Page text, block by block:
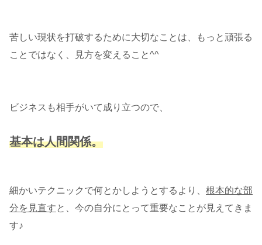
苦しい現状を打破するために大切なことは、もっと頑張る
ことではなく、見方を変えること^^
ビジネスも相手がいて成り立つので、
基本は人間関係。
細かいテクニックで何とかしようとするより、 根本的な部
分を見直すと、今の自分にとって重要なことが見えてきま
す♪